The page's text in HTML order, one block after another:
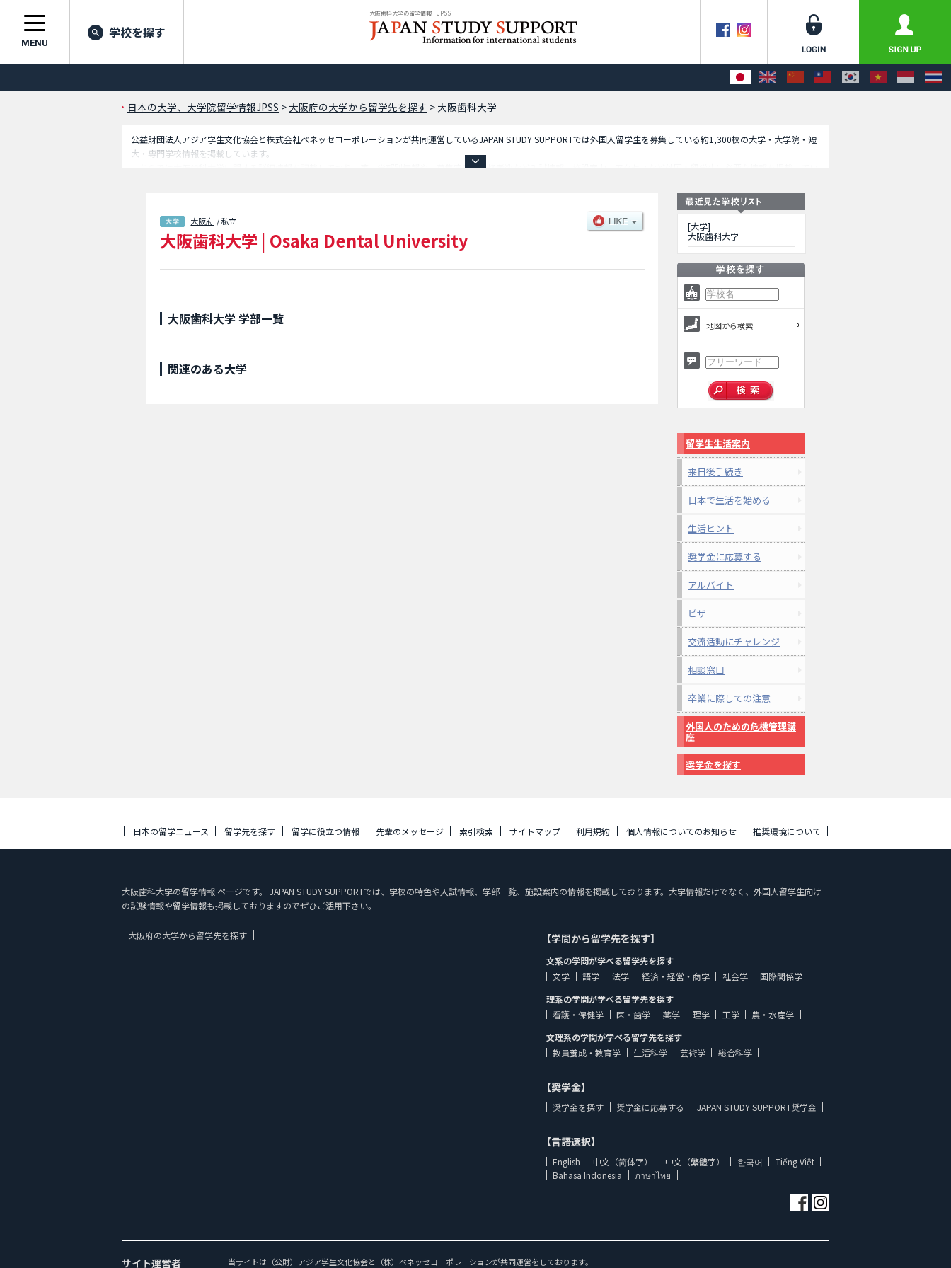
大阪歯科大学の留学情報 | JPSS
MENU
学校を探す
日本の大学、大学院留学情報JPSS > 大阪府の大学から留学先を探す > 大阪歯科大学
公益財団法人アジア学生文化協会と株式会社ベネッセコーポレーションが共同運営しているJAPAN STUDY SUPPORTでは外国人留学生を募集している約1,300校の大学・大学院・短
大・専門学校情報を掲載しています。
こちらでは大阪歯科大学に関する詳細情報を記載しており、等、学部別情報や、募集定員や合格者数など入試情報、施設案内、アクセスなど外国人留学生に必要な情報を掲載してい
大阪府 / 私立
大阪歯科大学 | Osaka Dental University
大阪歯科大学 学部一覧
関連のある大学
[大学]
大阪歯科大学
地図から検索
留学生生活案内
来日後手続き
日本で生活を始める
生活ヒント
奨学金に応募する
アルバイト
ビザ
交流活動にチャレンジ
相談窓口
卒業に際しての注意
外国人のための危機管理講
座
奨学金を探す
日本の留学ニュース 留学先を探す 留学に役立つ情報 先輩のメッセージ 索引検索 サイトマップ 利用規約 個人情報についてのお知らせ 推奨環境について
大阪歯科大学の留学情報 ページです。 JAPAN STUDY SUPPORTでは、学校の特色や入試情報、学部一覧、施設案内の情報を掲載しております。大学情報だけでなく、外国人留学生向け
の試験情報や留学情報も掲載しておりますのでぜひご活用下さい。
大阪府の大学から留学先を探す 【学問から留学先を探す】
文系の学問が学べる留学先を探す
文学
語学 法学 経済・経営・商学 社会学
国際関係学
理系の学問が学べる留学先を探す
看護・保健学
医・歯学 薬学 理学 工学
農・水産学
文理系の学問が学べる留学先を探す
教員養成・教育学
生活科学 芸術学 総合科学
【奨学金】
奨学金を探す 奨学金に応募する JAPAN STUDY SUPPORT奨学金
【言語選択】
English 中文（简体字） 中文（繁體字） 한국어
Tiếng Việt
Bahasa Indonesia
ภาษาไทย
サイト運営者 当サイトは（公財）アジア学生文化協会と（株）ベネッセコーポレーションが共同運営をしております。